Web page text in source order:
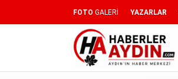
FOTO GALERİ YAZARLAR